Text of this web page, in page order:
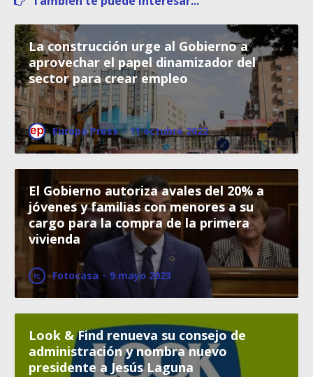
La construcción urge al Gobierno a
aprovechar el papel dinamizador del
sector para crear empleo
Europa Press · 11 octubre 2022
El Gobierno autoriza avales del 20% a
jóvenes y familias con menores a su
cargo para la compra de la primera
vivienda
Fotocasa · 9 mayo 2023
Look & Find renueva su consejo de
administración y nombra nuevo
presidente a Jesús Laguna